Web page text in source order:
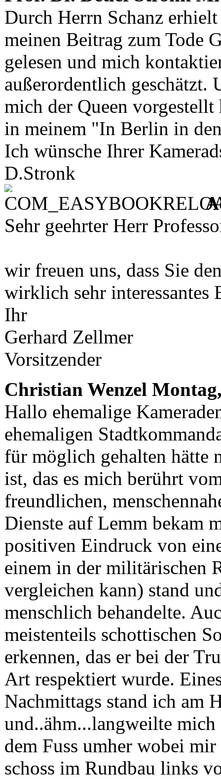
Durch Herrn Schanz
meinen Beitrag zum Tode
gelesen und mich
außerordentlich geschätzt.
mich der Queen
in meinem "In Berlin in
Ich wünsche Ihrer
D.Stronk
Sehr geehrter Herr
wir freuen uns, dass Sie
wirklich sehr interessantes
Ihr
Gerhard Zellmer
Vorsitzender
Christian Wenzel
Hallo ehemalige
ehemaligen
für möglich gehalten hätte
ist, das es mich berührt
freundlichen,
Dienste auf Lemm bekam
positiven Eindruck von
einem in der militärischen
vergleichen kann) stand
menschlich behandelte.
meistenteils schottischen
erkennen, das er bei der
Art respektiert wurde.
Nachmittags stand ich am
und..ähm...langweilte mich
dem Fuss umher wobei
schoss im Rundbau links